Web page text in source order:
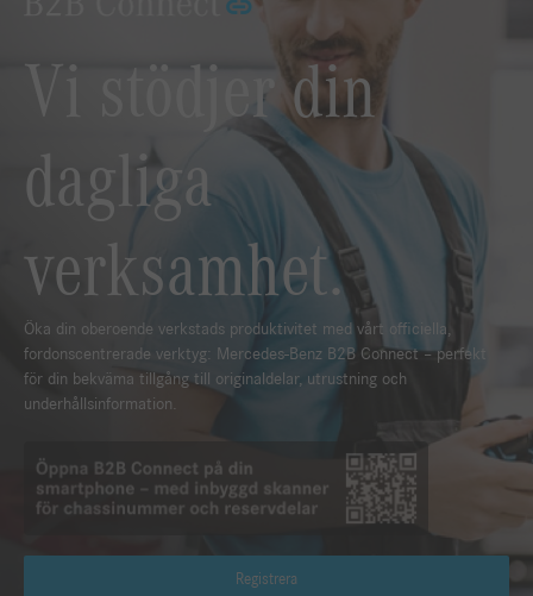
Vi stödjer din
dagliga
verksamhet.
Öka din oberoende verkstads produktivitet med vårt officiella,
fordonscentrerade verktyg: Mercedes-Benz B2B Connect – perfekt
för din bekväma tillgång till originaldelar, utrustning och
underhållsinformation.
Registrera